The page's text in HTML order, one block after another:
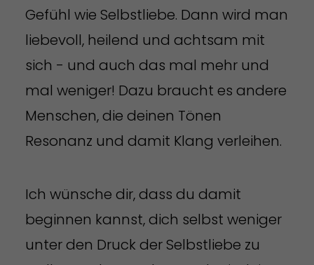
Gefühl wie Selbstliebe. Dann wird man
liebevoll, heilend und achtsam mit
sich - und auch das mal mehr und
mal weniger! Dazu braucht es andere
Menschen, die deinen Tönen
Resonanz und damit Klang verleihen.
Ich wünsche dir, dass du damit
beginnen kannst, dich selbst weniger
unter den Druck der Selbstliebe zu